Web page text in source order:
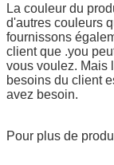
La couleur du
d'autres couleurs
fournissons
client que .you
vous voulez. Mais
besoins du client
avez besoin.
Pour plus de